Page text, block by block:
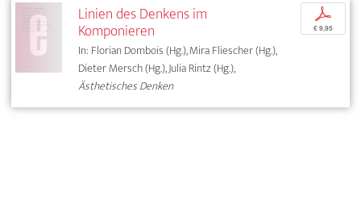
Linien des Denkens im
Komponieren
In: Florian Dombois (Hg.), Mira Fliescher (Hg.),
Dieter Mersch (Hg.), Julia Rintz (Hg.),
Ästhetisches Denken
p
€ 9,95